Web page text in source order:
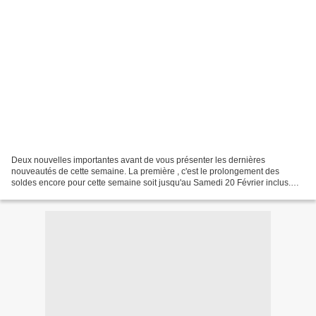
Deux nouvelles importantes avant de vous présenter les dernières
nouveautés de cette semaine. La première , c'est le prolongement des
soldes encore pour cette semaine soit jusqu'au Samedi 20 Février inclus.